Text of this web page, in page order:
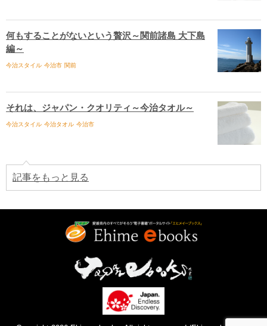
何もすることがないという贅沢～関前諸島 大下島
編～
今治スタイル 今治市 関前
それは、ジャパン・クオリティ～今治タオル～
今治スタイル 今治タオル 今治市
記事をもっと見る